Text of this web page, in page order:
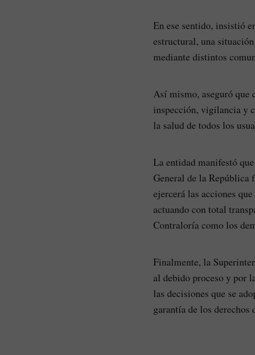
En ese sentido, insistió
estructural, una
mediante distintos
Así mismo, aseguró que
inspección, vigilancia y
la salud de todos los
La entidad manifestó
General de la República
ejercerá las acciones
actuando con total
Contraloría como los
Finalmente, la
al debido proceso y por
las decisiones que se
garantía de los derechos